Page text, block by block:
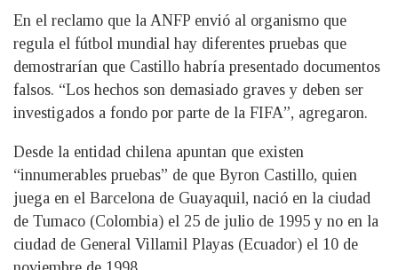
En el reclamo que la ANFP envió al organismo que
regula el fútbol mundial hay diferentes pruebas que
demostrarían que Castillo habría presentado documentos
falsos. “Los hechos son demasiado graves y deben ser
investigados a fondo por parte de la FIFA”, agregaron.
Desde la entidad chilena apuntan que existen
“innumerables pruebas” de que Byron Castillo, quien
juega en el Barcelona de Guayaquil, nació en la ciudad
de Tumaco (Colombia) el 25 de julio de 1995 y no en la
ciudad de General Villamil Playas (Ecuador) el 10 de